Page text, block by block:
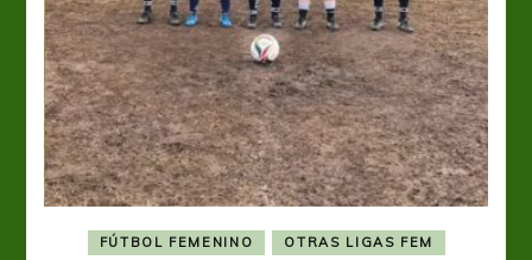
FÚTBOL FEMENINO OTRAS LIGAS FEM